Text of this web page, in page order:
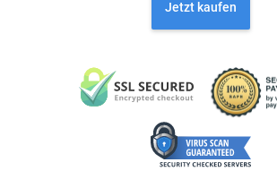
Jetzt kaufen